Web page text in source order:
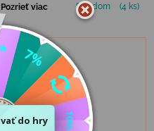
Pozrieť viac Skladom (4 ks)